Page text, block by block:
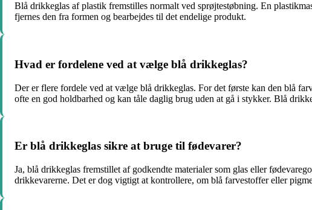
Blå drikkeglas af plastik fremstilles normalt ved sprøjtestøbning. En
fjernes den fra formen og bearbejdes til det endelige produkt.
Hvad er fordelene ved at vælge blå drikkeglas?
Der er flere fordele ved at vælge blå drikkeglas. For det første kan den blå
ofte en god holdbarhed og kan tåle daglig brug uden at gå i stykker. Blå
Er blå drikkeglas sikre at bruge til fødevarer?
Ja, blå drikkeglas fremstillet af godkendte materialer som glas eller
drikkevarerne. Det er dog vigtigt at kontrollere, om blå farvestoffer eller